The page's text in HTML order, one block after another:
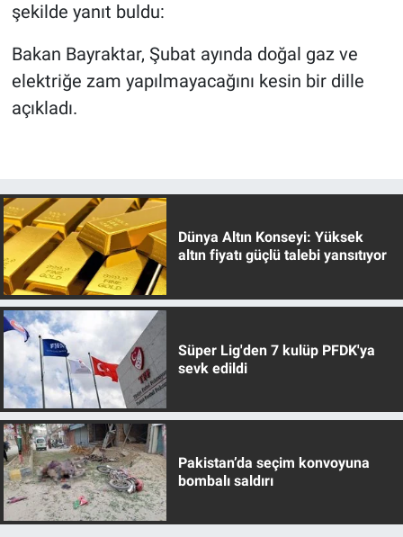
şekilde yanıt buldu:
Bakan Bayraktar, Şubat ayında doğal gaz ve
elektriğe zam yapılmayacağını kesin bir dille
açıkladı.
Dünya Altın Konseyi: Yüksek
altın fiyatı güçlü talebi yansıtıyor
Süper Lig'den 7 kulüp PFDK'ya
sevk edildi
Pakistan’da seçim konvoyuna
bombalı saldırı